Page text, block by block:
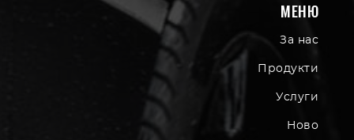
МЕНЮ
За нас
Продукти
Услуги
Ново